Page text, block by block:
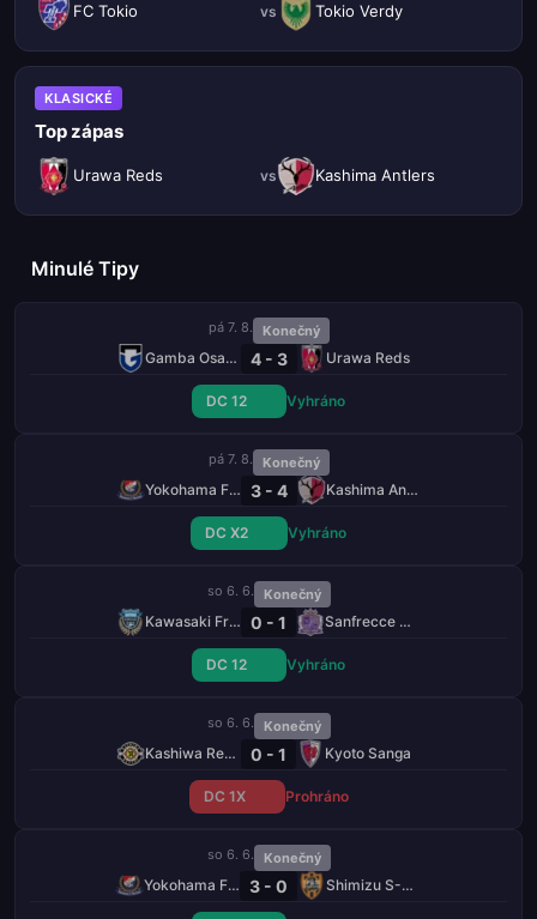
FC Tokio vs Tokio Verdy
KLASICKÉ
Top zápas
Urawa Reds vs Kashima Antlers
Minulé Tipy
pá 7. 8. Konečný
Gamba Osaka 4 - 3 Urawa Reds
DC 12 Vyhráno
pá 7. 8. Konečný
Yokohama F. Marinos 3 - 4 Kashima Antlers
DC X2 Vyhráno
so 6. 6. Konečný
Kawasaki Frontale 0 - 1 Sanfrecce Hiroshima
DC 12 Vyhráno
so 6. 6. Konečný
Kashiwa Reysol 0 - 1 Kyoto Sanga
DC 1X Prohráno
so 6. 6. Konečný
Yokohama F. Marinos 3 - 0 Shimizu S-Pulse